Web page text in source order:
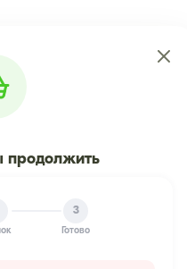
продолжить
3
Готово